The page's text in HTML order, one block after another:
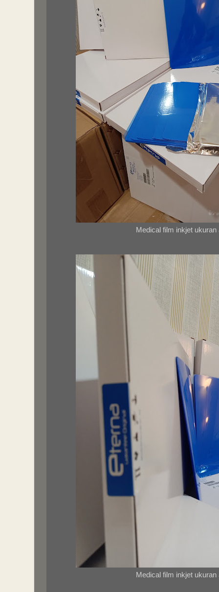
Medical film inkjet ukuran
Medical film inkjet ukuran